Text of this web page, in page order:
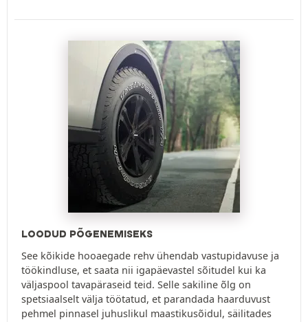
LOODUD PÕGENEMISEKS
See kõikide hooaegade rehv ühendab vastupidavuse ja
töökindluse, et saata nii igapäevastel sõitudel kui ka
väljaspool tavapäraseid teid. Selle sakiline õlg on
spetsiaalselt välja töötatud, et parandada haarduvust
pehmel pinnasel juhuslikul maastikusõidul, säilitades